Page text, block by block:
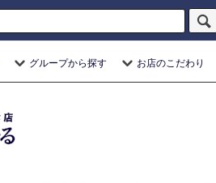
グループから探す お店のこだわり